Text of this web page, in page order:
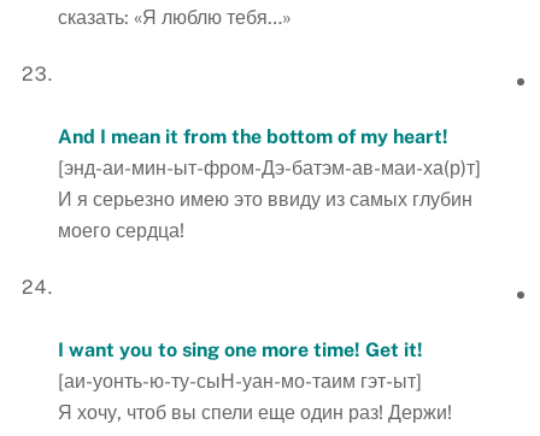
сказать: «Я люблю тебя…»
And I mean it from the bottom of my heart!
[энд-аи-мин-ыт-фром-Дэ-батэм-ав-маи-ха(р)т]
И я серьезно имею это ввиду из самых глубин
моего сердца!
I want you to sing one more time! Get it!
[аи-уонть-ю-ту-сыН-уан-мо-таим гэт-ыт]
Я хочу, чтоб вы спели еще один раз! Держи!